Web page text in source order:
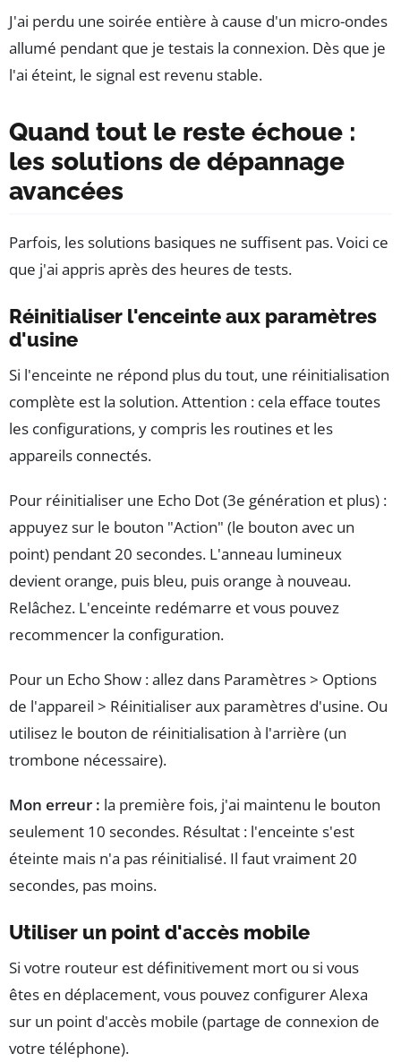
J'ai perdu une soirée entière à cause d'un micro-ondes
allumé pendant que je testais la connexion. Dès que je
l'ai éteint, le signal est revenu stable.
Quand tout le reste échoue :
les solutions de dépannage
avancées
Parfois, les solutions basiques ne suffisent pas. Voici ce
que j'ai appris après des heures de tests.
Réinitialiser l'enceinte aux paramètres
d'usine
Si l'enceinte ne répond plus du tout, une réinitialisation
complète est la solution. Attention : cela efface toutes
les configurations, y compris les routines et les
appareils connectés.
Pour réinitialiser une Echo Dot (3e génération et plus) :
appuyez sur le bouton "Action" (le bouton avec un
point) pendant 20 secondes. L'anneau lumineux
devient orange, puis bleu, puis orange à nouveau.
Relâchez. L'enceinte redémarre et vous pouvez
recommencer la configuration.
Pour un Echo Show : allez dans Paramètres > Options
de l'appareil > Réinitialiser aux paramètres d'usine. Ou
utilisez le bouton de réinitialisation à l'arrière (un
trombone nécessaire).
Mon erreur : la première fois, j'ai maintenu le bouton
seulement 10 secondes. Résultat : l'enceinte s'est
éteinte mais n'a pas réinitialisé. Il faut vraiment 20
secondes, pas moins.
Utiliser un point d'accès mobile
Si votre routeur est définitivement mort ou si vous
êtes en déplacement, vous pouvez configurer Alexa
sur un point d'accès mobile (partage de connexion de
votre téléphone).